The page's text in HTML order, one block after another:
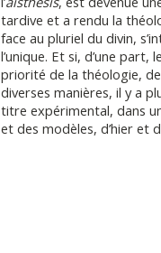
tardive et a rendu la
face au pluriel du divin,
l’unique. Et si, d’une
priorité de la théologie,
diverses manières, il y a
titre expérimental, dans
et des modèles, d’hier et